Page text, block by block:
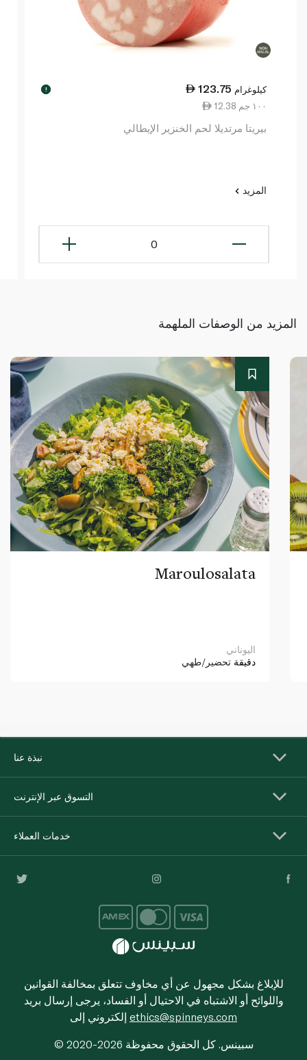
123.75 كيلوغرام !
12.38 ١٠٠ جم
بيريتا مرتديلا لحم الخنزير الإيطالي
المزيد
0
المزيد من الوصفات الملهمة
Maroulosalata
اليوناني
دقيقة تحضير/طهي
نبذة عنا
التسوق عبر الإنترنت
خدمات العملاء
للإبلاغ بشكل مجهول عن أي مخاوف تتعلق بمخالفة القوانين
واللوائح أو الاشتباه في الاحتيال أو الفساد، يرجى إرسال بريد
ethics@spinneys.com
© 2020-2026 سبينس. كل الحقوق محفوظة